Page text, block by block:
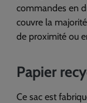
commandes en
couvre la
de proximité ou
Papier
Ce sac est